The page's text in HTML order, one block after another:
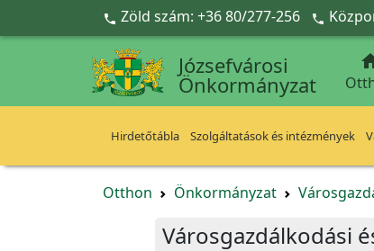
Ugrás a fő tartalomra
 Zöld szám: +36 80/277-256 
Józsefvárosi
Önkormányzat
Hirdetőtábla Szolgáltatások és intézmények
Otthon Önkormányzat
Városgazdálkodási